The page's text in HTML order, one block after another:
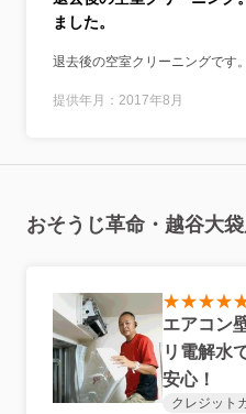
ました。
退去後の空室クリーニングです。
提供年月：2017年8月
おそうじ革命・越谷大
エアコン
リ電解水
安心！
クレジット